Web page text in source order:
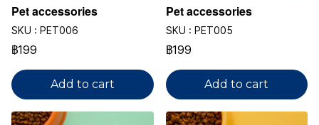
Pet accessories
SKU : PET006
฿199
Add to cart
Pet accessories
SKU : PET005
฿199
Add to cart